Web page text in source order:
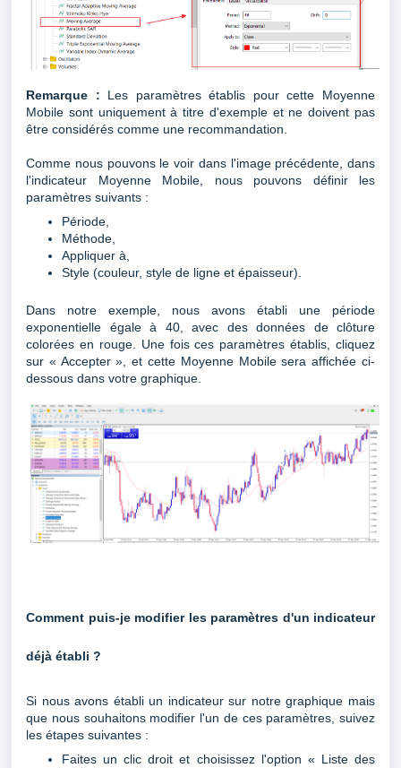
Remarque : Les paramètres établis pour cette Moyenne
Mobile sont uniquement à titre d'exemple et ne doivent pas
être considérés comme une recommandation.
Comme nous pouvons le voir dans l'image précédente, dans
l'indicateur Moyenne Mobile, nous pouvons définir les
paramètres suivants :
Période,
Méthode,
Appliquer à,
Style (couleur, style de ligne et épaisseur).
Dans notre exemple, nous avons établi une période
exponentielle égale à 40, avec des données de clôture
colorées en rouge. Une fois ces paramètres établis, cliquez
sur « Accepter », et cette Moyenne Mobile sera affichée ci-
dessous dans votre graphique.
Comment puis-je modifier les paramètres d'un indicateur
déjà établi ?
Si nous avons établi un indicateur sur notre graphique mais
que nous souhaitons modifier l'un de ces paramètres, suivez
les étapes suivantes :
Faites un clic droit et choisissez l'option « Liste des